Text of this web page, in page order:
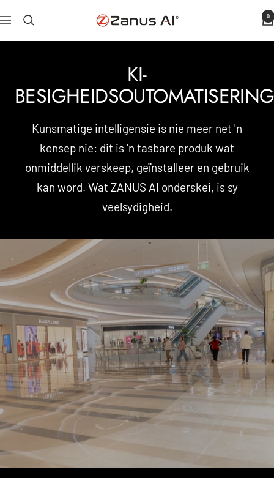
oor
Navigasie
Zanus
KI
0
KI-
BESIGHEIDSOUTOMATISERING
Kunsmatige intelligensie is nie meer net 'n
konsep nie: dit is 'n tasbare produk wat
onmiddellik verskeep, geïnstalleer en gebruik
kan word. Wat ZANUS AI onderskei, is sy
veelsydigheid.